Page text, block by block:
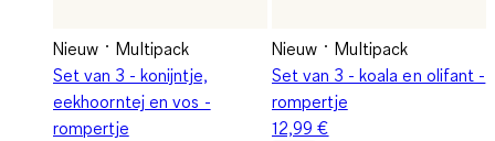
Nieuw
Multipack
Set van 3 - konijntje,
eekhoorntej en vos -
rompertje
Nieuw
Multipack
Set van 3 - koala en olifant -
rompertje
12,99 €